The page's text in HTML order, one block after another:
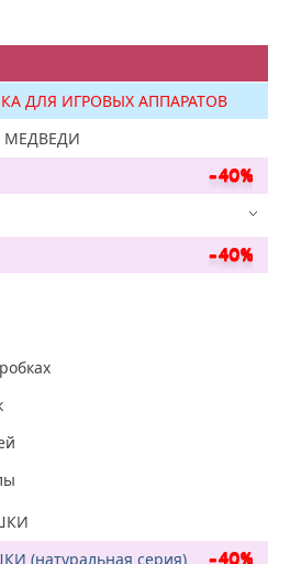
ДЛЯ ИГРОВЫХ АППАРАТОВ
(натуральная серия)